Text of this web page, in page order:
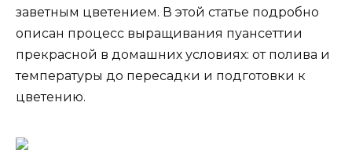
заветным цветением. В этой статье подробно
описан процесс выращивания пуансеттии
прекрасной в домашних условиях: от полива и
температуры до пересадки и подготовки к
цветению.